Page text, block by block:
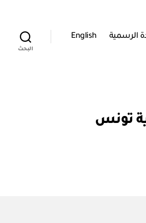
الرسمية English
البحث
تونس